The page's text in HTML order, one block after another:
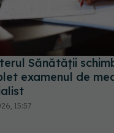
Sănătății
examenul de
15:57